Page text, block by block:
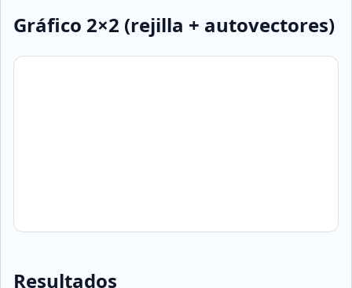
Gráfico 2×2 (rejilla + autovectores)
Resultados